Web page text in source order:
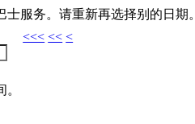
士服务。请重新再选择别的日期
<<< << <